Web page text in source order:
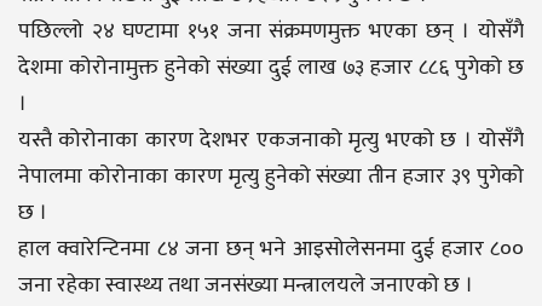
पछिल्लो २४ घण्टामा १५१ जना संक्रमणमुक्त भएका छन् । योसँगै
देशमा कोरोनामुक्त हुनेको संख्या दुई लाख ७३ हजार ८८६ पुगेको छ
।
यस्तै कोरोनाका कारण देशभर एकजनाको मृत्यु भएको छ । योसँगै
नेपालमा कोरोनाका कारण मृत्यु हुनेको संख्या तीन हजार ३९ पुगेको
छ ।
हाल क्वारेन्टिनमा ८४ जना छन् भने आइसोलेसनमा दुई हजार ८००
जना रहेका स्वास्थ्य तथा जनसंख्या मन्त्रालयले जनाएको छ ।